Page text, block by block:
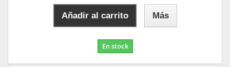
Añadir al carrito Más
En stock